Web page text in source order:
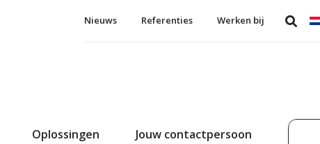
Nieuws Referenties Werken bij
Oplossingen Jouw contactpersoon